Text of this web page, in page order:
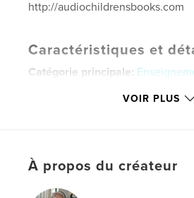
http://audiochildrensbooks.com
Caractéristiques et
Catégorie principale:
20×25 cm
Couverture rigide imprimée:
Date de publication:
VOIR PLUS
À propos du créateur